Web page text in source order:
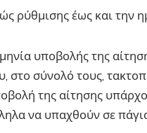
ρύθμισης έως και την
υποβολής της
στο σύνολό τους,
της αίτησης
να υπαχθούν σε